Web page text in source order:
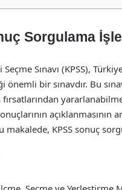
Sorgulama
Sınavı (KPSS),
önemli bir sınavdır. Bu
makalede, KPSS sonuç